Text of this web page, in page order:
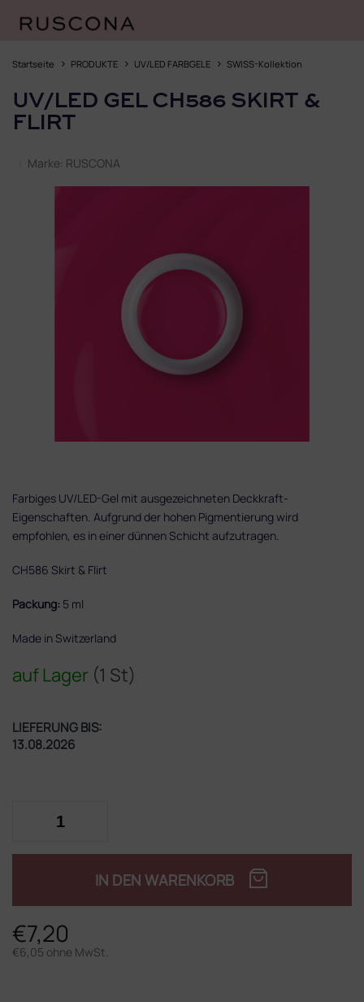
InhaltStartseite PRODUKTE UV/LED FARBGELE SWISS-Kollektion
UV/LED GEL CH586 SKIRT &
FLIRT
Marke: RUSCONA
€7,20
€6,05 ohne MwSt.
auf Lager (1 St)
LIEFERUNG BIS:
13.08.2026
IN DEN WARENKORB
Farbiges UV/LED-Gel mit ausgezeichneten Deckkraft-
Eigenschaften. Aufgrund der hohen Pigmentierung wird
empfohlen, es in einer dünnen Schicht aufzutragen.
CH586 Skirt & Flirt
Packung: 5 ml
Made in Switzerland